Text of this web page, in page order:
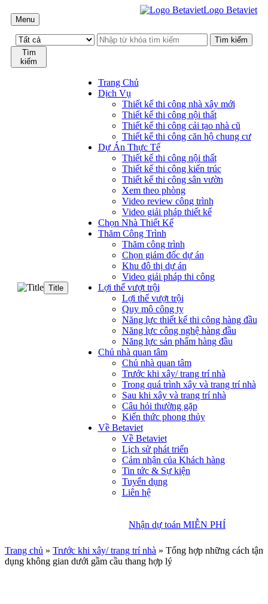
Menu
Logo Betaviet
Tìm
kiếm
Title
Trang Chủ
Dịch Vụ
Thiết kế thi công nhà xây mới
Thiết kế thi công nội thất
Thiết kế thi công cải tạo nhà cũ
Thiết kế thi công căn hộ chung cư
Dự Án Thực Tế
Thiết kế thi công nội thất
Thiết kế thi công kiến trúc
Thiết kế thi công sân vườn
Xem theo phòng
Video review công trình
Video giải pháp thiết kế
Chọn Nhà Thiết Kế
Thăm Công Trình
Thăm công trình
Chọn giám đốc dự án
Khu đô thị dự án
Video giải pháp thi công
Lợi thế vượt trội
Lợi thế vượt trội
Quy mô công ty
Năng lực thiết kế thi công hàng đầu
Năng lực công nghệ hàng đầu
Năng lực sản phẩm hàng đầu
Chủ nhà quan tâm
Chủ nhà quan tâm
Trước khi xây/ trang trí nhà
Trong quá trình xây và trang trí nhà
Sau khi xây và trang trí nhà
Câu hỏi thường gặp
Kiến thức phong thủy
Về Betaviet
Về Betaviet
Lịch sử phát triển
Cảm nhận của Khách hàng
Tin tức & Sự kiện
Tuyển dụng
Liên hệ
Nhận dự toán MIỄN PHÍ
Trang chủ » Trước khi xây/ trang trí nhà » Tổng hợp những cách tận
dụng không gian dưới gầm cầu thang hợp lý